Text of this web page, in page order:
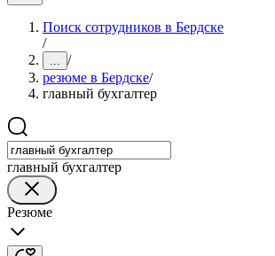
Поиск сотрудников в Бердске
/
... /
резюме в Бердске/
главный бухгалтер
главный бухгалтер
Резюме